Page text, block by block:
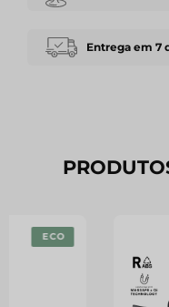
Entrega em 7
ECO